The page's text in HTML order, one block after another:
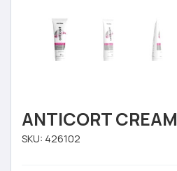
ANTICORT CREAM
SKU: 426102